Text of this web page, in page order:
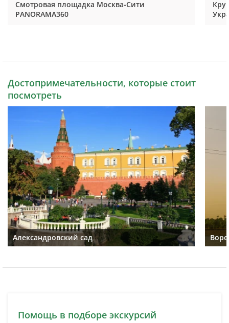
Смотровая площадка Москва-Сити
PANORAMA360
Достопримечательности, которые стоит
посмотреть
Александровский сад
Помощь в подборе экскурсий